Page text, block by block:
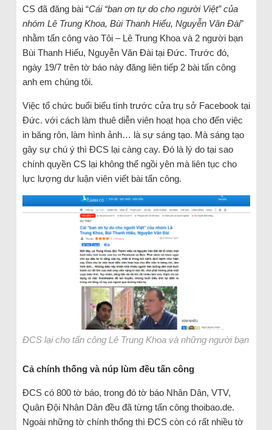
CS đã đăng bài “Cái “ban ơn tự do cho người Việt” của
nhóm Lê Trung Khoa, Bùi Thanh Hiếu, Nguyễn Văn Đài”
nhằm tấn công vào Tôi – Lê Trung Khoa và 2 người bạn
Bùi Thanh Hiếu, Nguyễn Văn Đài tại Đức. Trước đó,
ngày 19/7 trên tờ báo này đăng liên tiếp 2 bài tấn công
anh em chúng tôi.
Việc tổ chức buổi biểu tình trước cửa trụ sở Facebook tại
Đức. với cách làm thuê diễn viên hoạt họa cho đến việc
in băng rôn, làm hình ảnh… là sự sáng tạo. Mà sáng tạo
gây sự chú ý thì ĐCS lại càng cay. Đó là lý do tại sao
chính quyền CS lại không thể ngồi yên mà liên tục cho
lực lượng dư luận viên viết bài tấn công.
ĐCS lại cho tấn công Lê Trung Khoa và những người bạn
Cả chính thống và núp lùm đều tấn công
ĐCS có 800 tờ báo, trong đó tờ báo Nhân Dân, VTV,
Quân Đội Nhân Dân đều đã từng tấn công thoibao.de.
Ngoài những tờ chính thống thì ĐCS còn có rất nhiều tờ